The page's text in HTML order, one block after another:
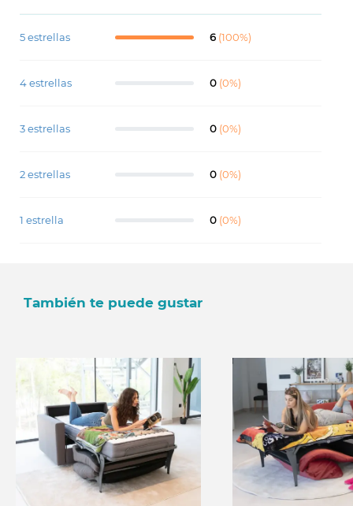
5 estrellas 6 (100%)
4 estrellas 0 (0%)
3 estrellas 0 (0%)
2 estrellas 0 (0%)
1 estrella 0 (0%)
También te puede gustar